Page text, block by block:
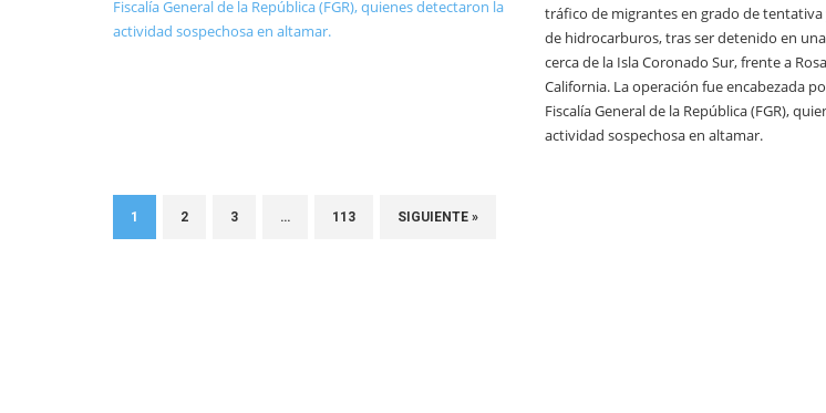
tráfico de migrantes en grado de
de hidrocarburos, tras ser detenido en
cerca de la Isla Coronado Sur, frente a
California. La operación fue encabezada
Fiscalía General de la República (FGR),
actividad sospechosa en altamar.
1 2 3 … 113 SIGUIENTE »